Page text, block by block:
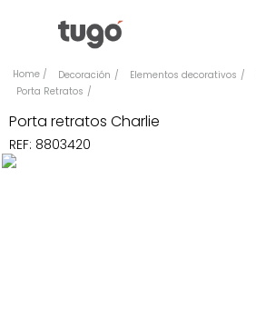
Decoración Elementos decorativos
Porta Retratos
Porta retratos Charlie
REF: 8803420
Comedor
Silla